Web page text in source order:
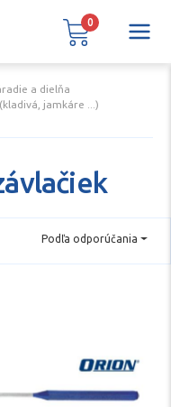
a dielňa
jamkáre ...)
Podľa odporúčania
0